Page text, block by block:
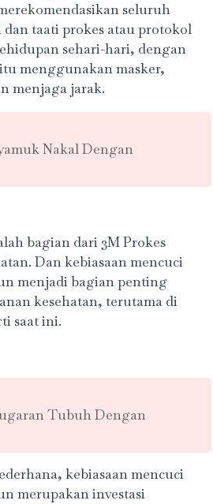
seluruh
taati prokes atau protokol
sehari-hari, dengan
menggunakan masker,
menjaga jarak.
Nakal Dengan
bagian dari 3M Prokes
Dan kebiasaan mencuci
menjadi bagian penting
kesehatan, terutama di
saat ini.
Tubuh Dengan
kebiasaan mencuci
merupakan investasi